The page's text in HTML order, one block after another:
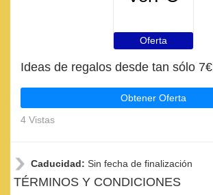
Oferta
Ideas de regalos desde tan sólo 7€
Obtener Oferta
4 Vistas
Caducidad: Sin fecha de finalización
TÉRMINOS Y CONDICIONES